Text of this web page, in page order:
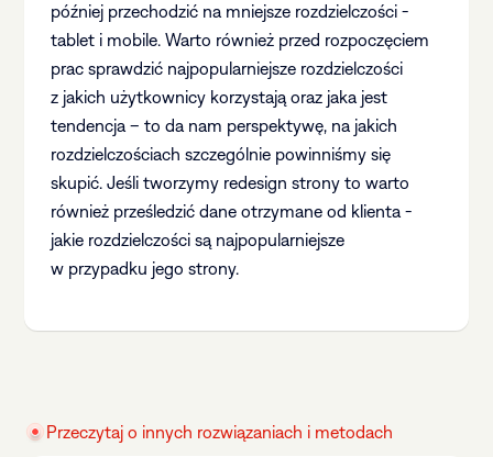
później przechodzić na mniejsze rozdzielczości -
tablet i mobile. Warto również przed rozpoczęciem
prac sprawdzić najpopularniejsze rozdzielczości
z jakich użytkownicy korzystają oraz jaka jest
tendencja – to da nam perspektywę, na jakich
rozdzielczościach szczególnie powinniśmy się
skupić. Jeśli tworzymy redesign strony to warto
również prześledzić dane otrzymane od klienta -
jakie rozdzielczości są najpopularniejsze
w przypadku jego strony.
Przeczytaj o innych rozwiązaniach i metodach